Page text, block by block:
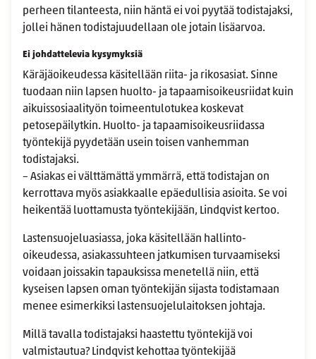
perheen tilanteesta, niin häntä ei voi pyytää todistajaksi,
jollei hänen todistajuudellaan ole jotain lisäarvoa.
Ei johdattelevia kysymyksiä
Käräjäoikeudessa käsitellään riita- ja rikosasiat. Sinne
tuodaan niin lapsen huolto- ja tapaamisoikeusriidat kuin
aikuissosiaalityön toimeentulotukea koskevat
petosepäilytkin. Huolto- ja tapaamisoikeusriidassa
työntekijä pyydetään usein toisen vanhemman
todistajaksi.
– Asiakas ei välttämättä ymmärrä, että todistajan on
kerrottava myös asiakkaalle epäedullisia asioita. Se voi
heikentää luottamusta työntekijään, Lindqvist kertoo.
Lastensuojeluasiassa, joka käsitellään hallinto-
oikeudessa, asiakassuhteen jatkumisen turvaamiseksi
voidaan joissakin tapauksissa menetellä niin, että
kyseisen lapsen oman työntekijän sijasta todistamaan
menee esimerkiksi lastensuojelulaitoksen johtaja.
Millä tavalla todistajaksi haastettu työntekijä voi
valmistautua? Lindqvist kehottaa työntekijää